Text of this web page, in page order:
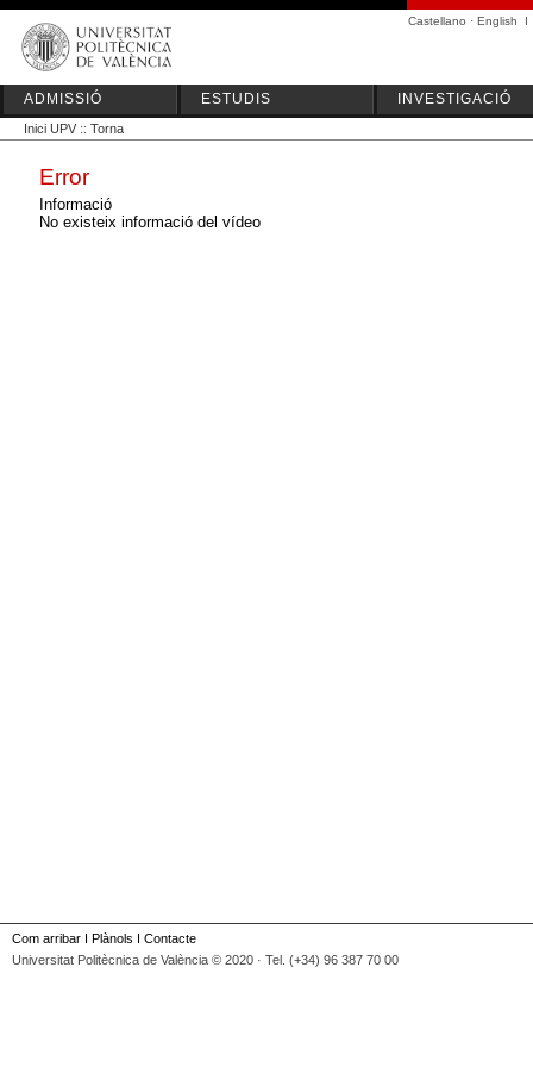
Castellano · English I
ADMISSIÓ ESTUDIS INVESTIGACIÓ
Inici UPV :: Torna
Error
Informació
No existeix informació del vídeo
Com arribar I Plànols I Contacte
Universitat Politècnica de València © 2020 · Tel. (+34) 96 387 70 00